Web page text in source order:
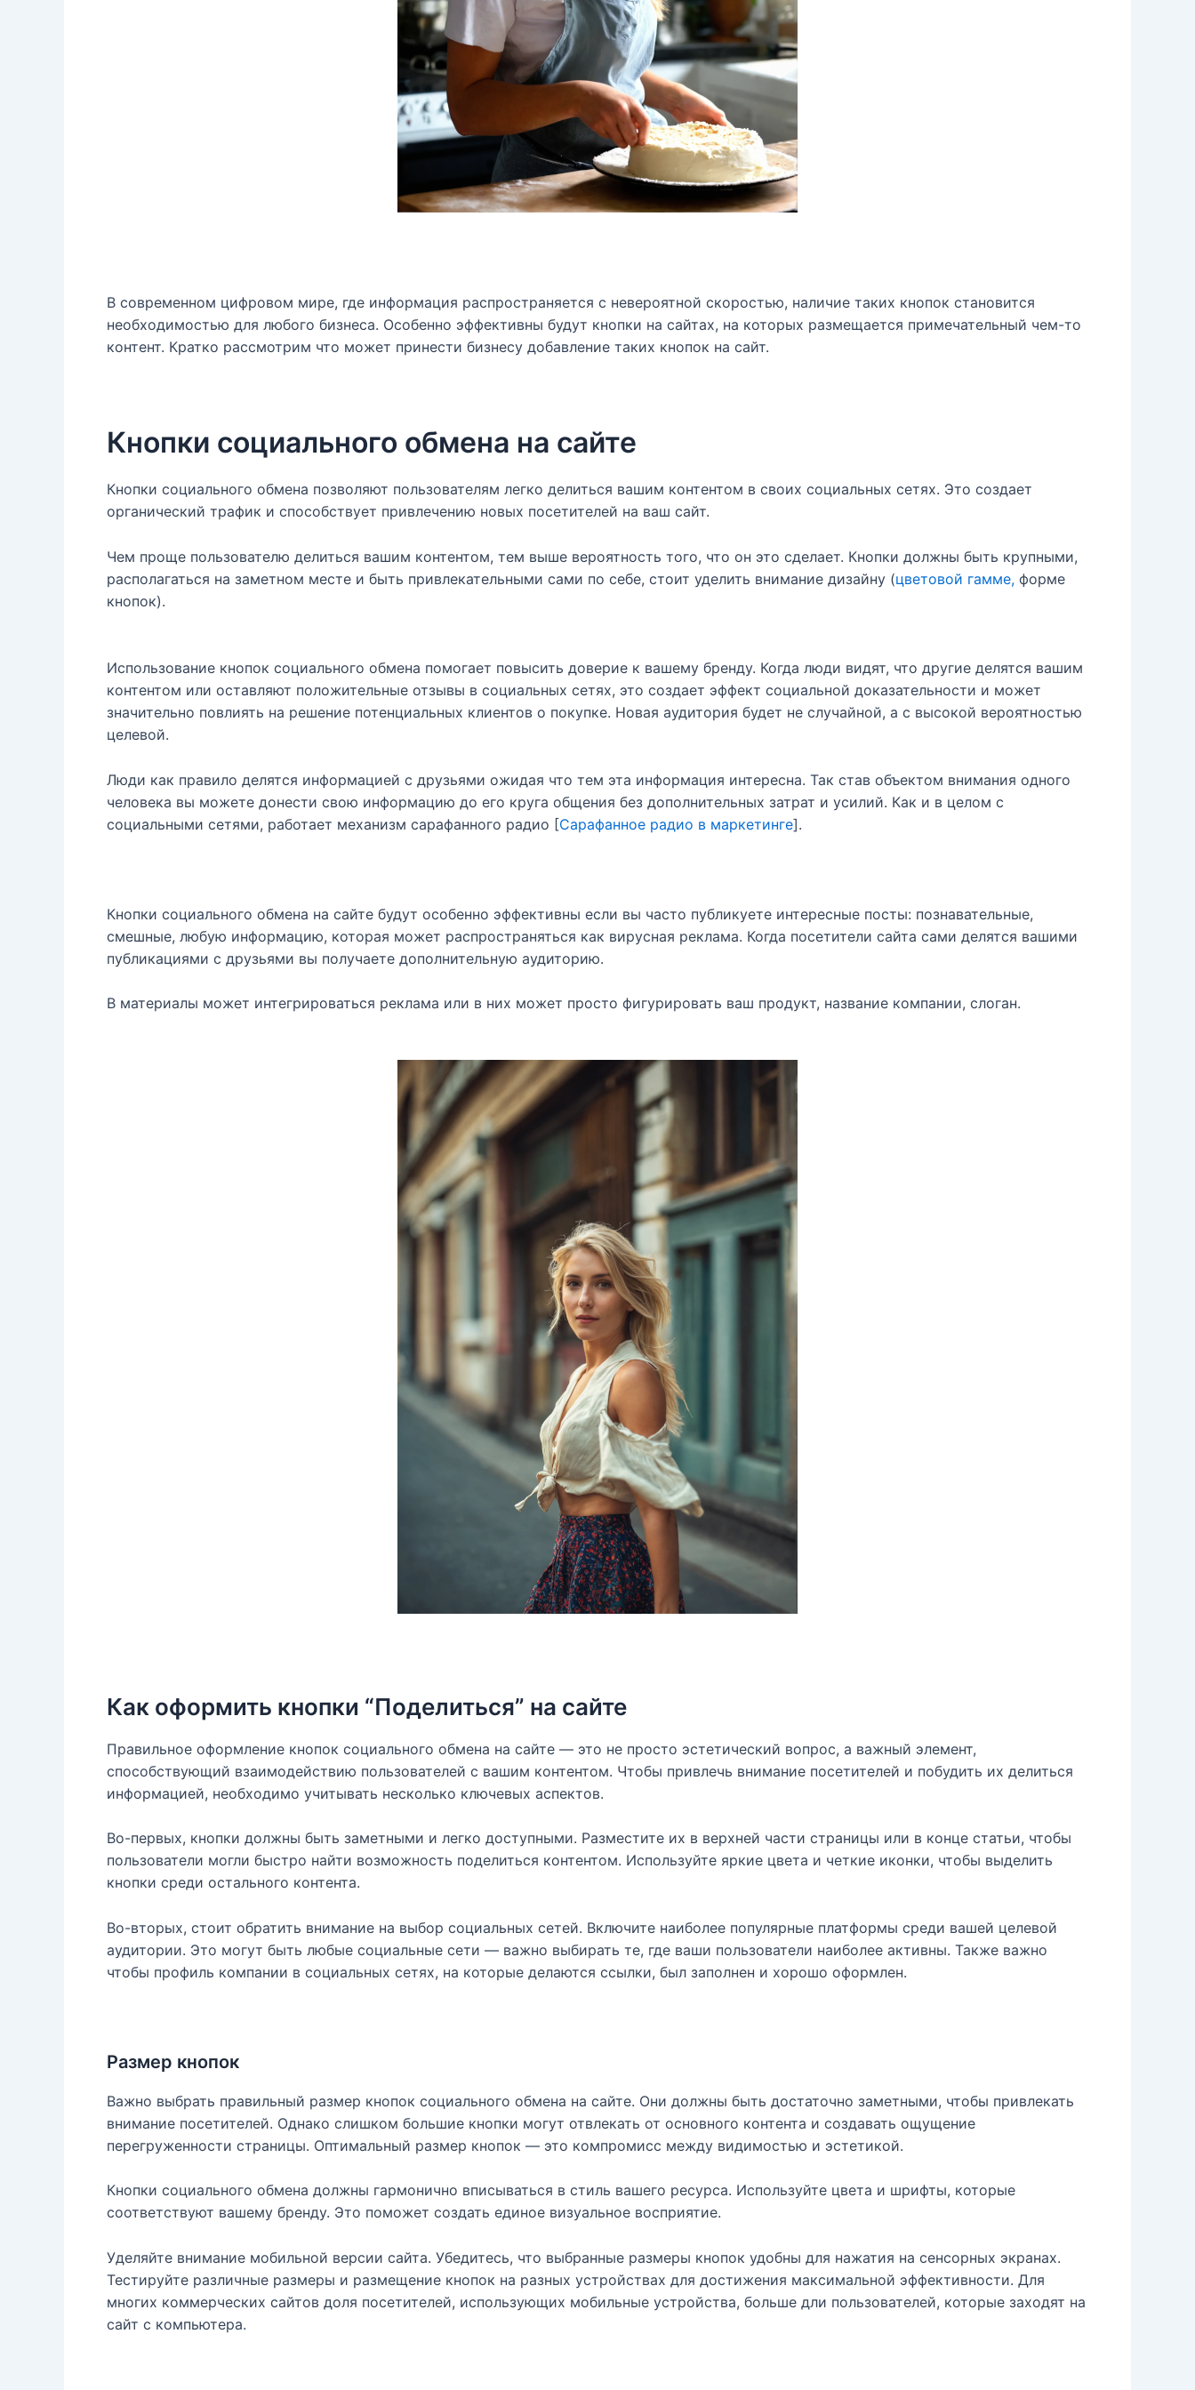
В современном цифровом мире, где информация распространяется с невероятной скоростью, наличие таких кнопок становится
необходимостью для любого бизнеса. Особенно эффективны будут кнопки на сайтах, на которых размещается примечательный чем-то
контент. Кратко рассмотрим что может принести бизнесу добавление таких кнопок на сайт.
Кнопки социального обмена на сайте
Кнопки социального обмена позволяют пользователям легко делиться вашим контентом в своих социальных сетях. Это создает
органический трафик и способствует привлечению новых посетителей на ваш сайт.
Чем проще пользователю делиться вашим контентом, тем выше вероятность того, что он это сделает. Кнопки должны быть крупными,
располагаться на заметном месте и быть привлекательными сами по себе, стоит уделить внимание дизайну (цветовой гамме, форме
кнопок).
Использование кнопок социального обмена помогает повысить доверие к вашему бренду. Когда люди видят, что другие делятся вашим
контентом или оставляют положительные отзывы в социальных сетях, это создает эффект социальной доказательности и может
значительно повлиять на решение потенциальных клиентов о покупке. Новая аудитория будет не случайной, а с высокой вероятностью
целевой.
Люди как правило делятся информацией с друзьями ожидая что тем эта информация интересна. Так став объектом внимания одного
человека вы можете донести свою информацию до его круга общения без дополнительных затрат и усилий. Как и в целом с
социальными сетями, работает механизм сарафанного радио [Сарафанное радио в маркетинге].
Кнопки социального обмена на сайте будут особенно эффективны если вы часто публикуете интересные посты: познавательные,
смешные, любую информацию, которая может распространяться как вирусная реклама. Когда посетители сайта сами делятся вашими
публикациями с друзьями вы получаете дополнительную аудиторию.
В материалы может интегрироваться реклама или в них может просто фигурировать ваш продукт, название компании, слоган.
Как оформить кнопки “Поделиться” на сайте
Правильное оформление кнопок социального обмена на сайте — это не просто эстетический вопрос, а важный элемент,
способствующий взаимодействию пользователей с вашим контентом. Чтобы привлечь внимание посетителей и побудить их делиться
информацией, необходимо учитывать несколько ключевых аспектов.
Во-первых, кнопки должны быть заметными и легко доступными. Разместите их в верхней части страницы или в конце статьи, чтобы
пользователи могли быстро найти возможность поделиться контентом. Используйте яркие цвета и четкие иконки, чтобы выделить
кнопки среди остального контента.
Во-вторых, стоит обратить внимание на выбор социальных сетей. Включите наиболее популярные платформы среди вашей целевой
аудитории. Это могут быть любые социальные сети — важно выбирать те, где ваши пользователи наиболее активны. Также важно
чтобы профиль компании в социальных сетях, на которые делаются ссылки, был заполнен и хорошо оформлен.
Размер кнопок
Важно выбрать правильный размер кнопок социального обмена на сайте. Они должны быть достаточно заметными, чтобы привлекать
внимание посетителей. Однако слишком большие кнопки могут отвлекать от основного контента и создавать ощущение
перегруженности страницы. Оптимальный размер кнопок — это компромисс между видимостью и эстетикой.
Кнопки социального обмена должны гармонично вписываться в стиль вашего ресурса. Используйте цвета и шрифты, которые
соответствуют вашему бренду. Это поможет создать единое визуальное восприятие.
Уделяйте внимание мобильной версии сайта. Убедитесь, что выбранные размеры кнопок удобны для нажатия на сенсорных экранах.
Тестируйте различные размеры и размещение кнопок на разных устройствах для достижения максимальной эффективности. Для
многих коммерческих сайтов доля посетителей, использующих мобильные устройства, больше дли пользователей, которые заходят на
сайт с компьютера.